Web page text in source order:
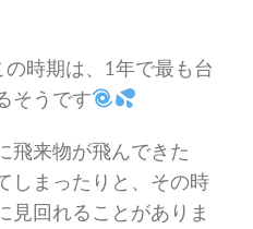
時期は、1年で最も台
そうです
飛来物が飛んできた
しまったりと、その時
見回れることがありま